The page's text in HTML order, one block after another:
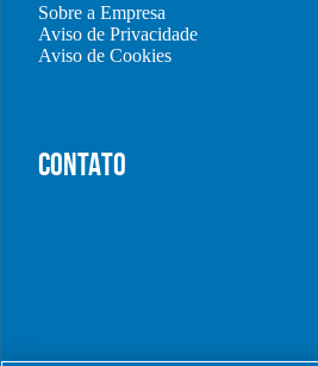
Sobre a Empresa
Aviso de Privacidade
Aviso de Cookies
CONTATO